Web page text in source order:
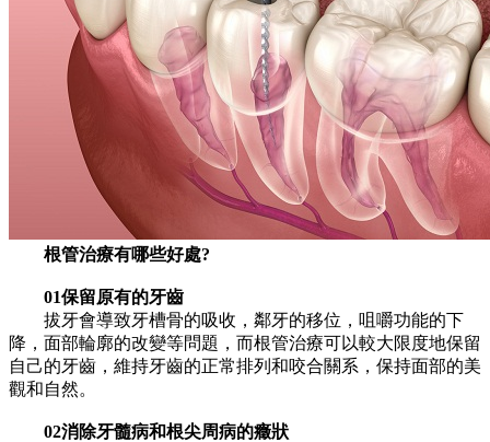
根管治療有哪些好處?
01保留原有的牙齒
拔牙會導致牙槽骨的吸收，鄰牙的移位，咀嚼功能的下
降，面部輪廓的改變等問題，而根管治療可以較大限度地保留
自己的牙齒，維持牙齒的正常排列和咬合關系，保持面部的美
觀和自然。
02消除牙髓病和根尖周病的癥狀